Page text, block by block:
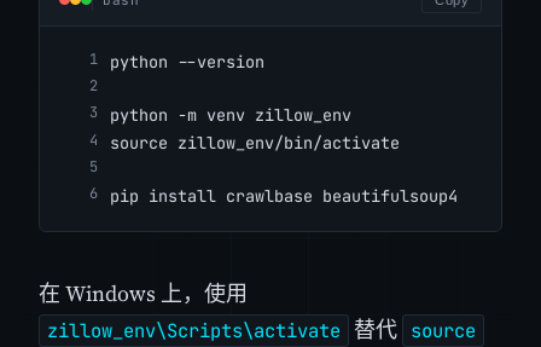
python --version
python -m venv zillow_env
source zillow_env/bin/activate
pip install crawlbase beautifulsoup4
在 Windows 上，使用
zillow_env\Scripts\activate 替代 source